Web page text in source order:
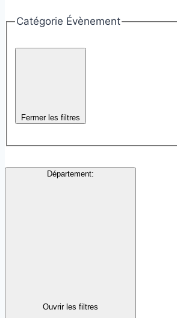
Catégorie Évènement
Fermer les filtres
Département:
Ouvrir les filtres